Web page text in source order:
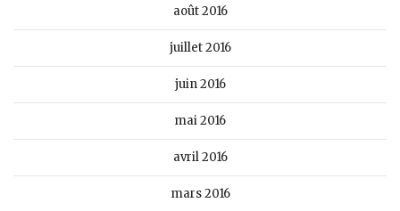
août 2016
juillet 2016
juin 2016
mai 2016
avril 2016
mars 2016